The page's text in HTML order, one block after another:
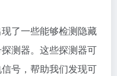
了一些能够检测隐藏
测器。这些探测器可
号，帮助我们发现可